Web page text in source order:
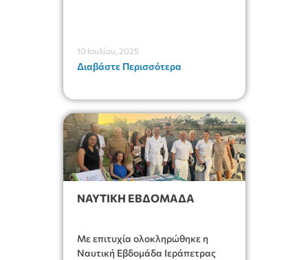
10 Ιουλίου, 2025
Διαβάστε Περισσότερα
ΝΑΥΤΙΚΗ ΕΒΔΟΜΑΔΑ
Με επιτυχία ολοκληρώθηκε η
Ναυτική Εβδομάδα Ιεράπετρας